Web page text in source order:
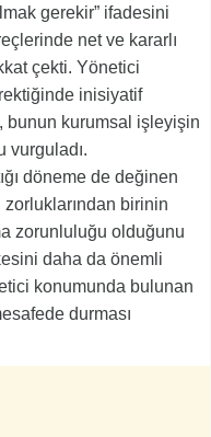
gerekir” ifadesini
net ve kararlı
çekti. Yönetici
inisiyatif
bunun kurumsal işleyişin
vurguladı.
döneme de değinen
birinin
zorunluluğu olduğunu
daha da önemli
konumunda bulunan
durması